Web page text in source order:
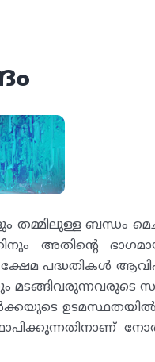
തമ്മിലുള്ള ബന്ധം
അതിന്റെ
പദ്ധതികൾ